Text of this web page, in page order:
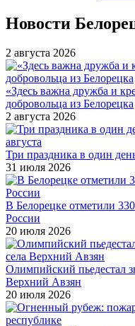
Новости
2 августа 2026
«Здесь важна дружба и
добровольца из Белорецка
2 августа 2026
Три праздника в один
31 июля 2026
В Белорецке отметили
России
20 июля 2026
Олимпийский пьедестал
Верхний Авзян
20 июля 2026